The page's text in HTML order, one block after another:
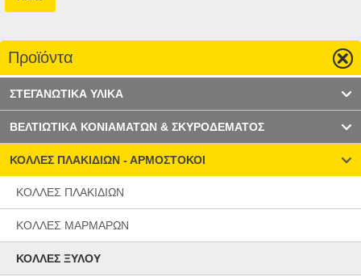
Προϊόντα
ΣΤΕΓΑΝΩΤΙΚΑ ΥΛΙΚΑ
ΒΕΛΤΙΩΤΙΚΑ ΚΟΝΙΑΜΑΤΩΝ & ΣΚΥΡΟΔΕΜΑΤΟΣ
ΚΟΛΛΕΣ ΠΛΑΚΙΔΙΩΝ - ΑΡΜΟΣΤΟΚΟΙ
ΚΟΛΛΕΣ ΠΛΑΚΙΔΙΩΝ
ΚΟΛΛΕΣ ΜΑΡΜΑΡΩΝ
ΚΟΛΛΕΣ ΞΥΛΟΥ